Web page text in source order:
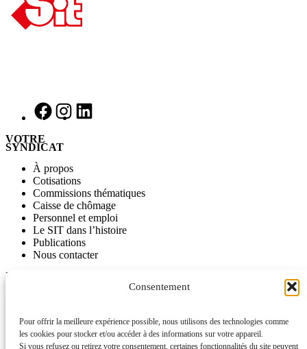
Consentement
Pour offrir la meilleure expérience possible, nous utilisons des technologies comme
les cookies pour stocker et/ou accéder à des informations sur votre appareil.
Si vous refusez ou retirez votre consentement, certaines fonctionnalités du site peuvent
VOTRE
SYNDICAT
À propos
Cotisations
Commissions thématiques
Caisse de chômage
Personnel et emploi
Le SIT dans l’histoire
Publications
Nous contacter
INFORMATIONS
Nos vidéos
L’ancien site du SIT disponible comme archive